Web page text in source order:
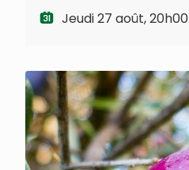
Jeudi 27 août, 20h00